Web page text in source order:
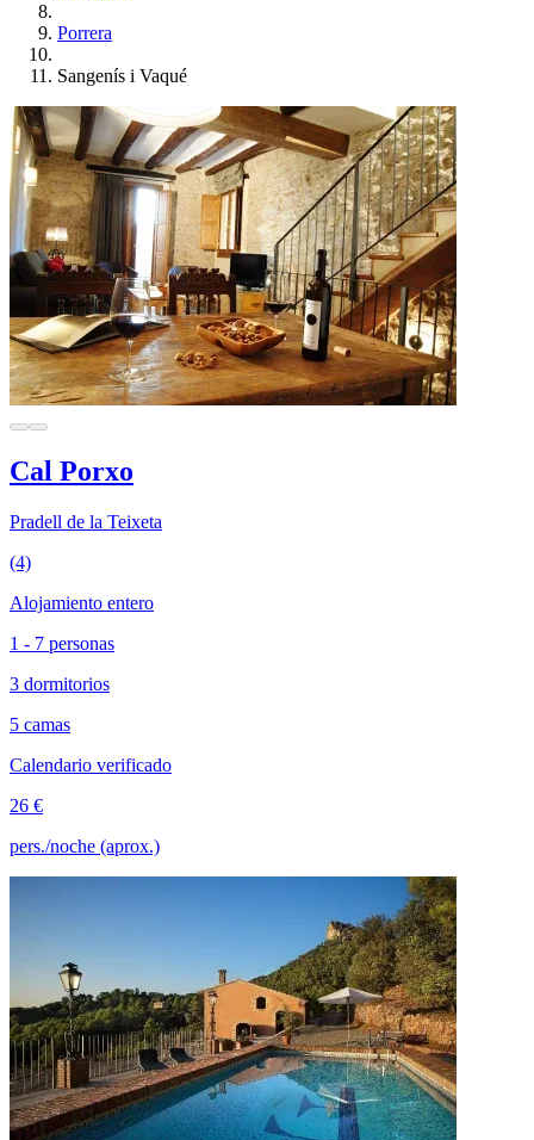
Porrera
Sangenís i Vaqué
Cal Porxo
Pradell de la Teixeta
(4)
Alojamiento entero
1 - 7 personas
3 dormitorios
5 camas
Calendario verificado
26 €
pers./noche (aprox.)